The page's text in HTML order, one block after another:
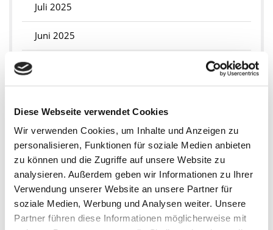
Diese Webseite verwendet Cookies
Wir verwenden Cookies, um Inhalte und Anzeigen zu
personalisieren, Funktionen für soziale Medien anbieten
zu können und die Zugriffe auf unsere Website zu
analysieren. Außerdem geben wir Informationen zu Ihrer
Verwendung unserer Website an unsere Partner für
soziale Medien, Werbung und Analysen weiter. Unsere
Partner führen diese Informationen möglicherweise mit
Juli 2025
Juni 2025
Februar 2025
Januar 2025
2024